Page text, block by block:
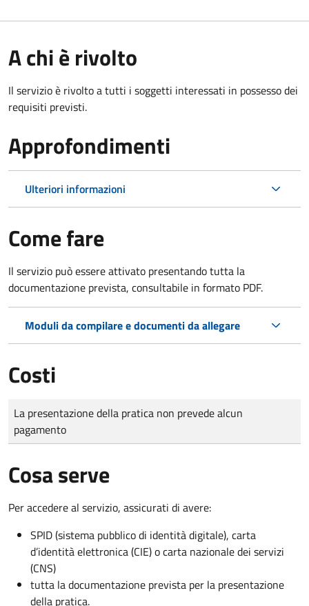
A chi è rivolto
Il servizio è rivolto a tutti i soggetti interessati in possesso dei
requisiti previsti.
Approfondimenti
Ulteriori informazioni
Come fare
Il servizio può essere attivato presentando tutta la
documentazione prevista, consultabile in formato PDF.
Moduli da compilare e documenti da allegare
Costi
Tipo di pagamento
Importo
La presentazione della pratica non prevede alcun
pagamento
Cosa serve
Per accedere al servizio, assicurati di avere:
SPID (sistema pubblico di identità digitale), carta
d’identità elettronica (CIE) o carta nazionale dei servizi
(CNS)
tutta la documentazione prevista per la presentazione
della pratica.